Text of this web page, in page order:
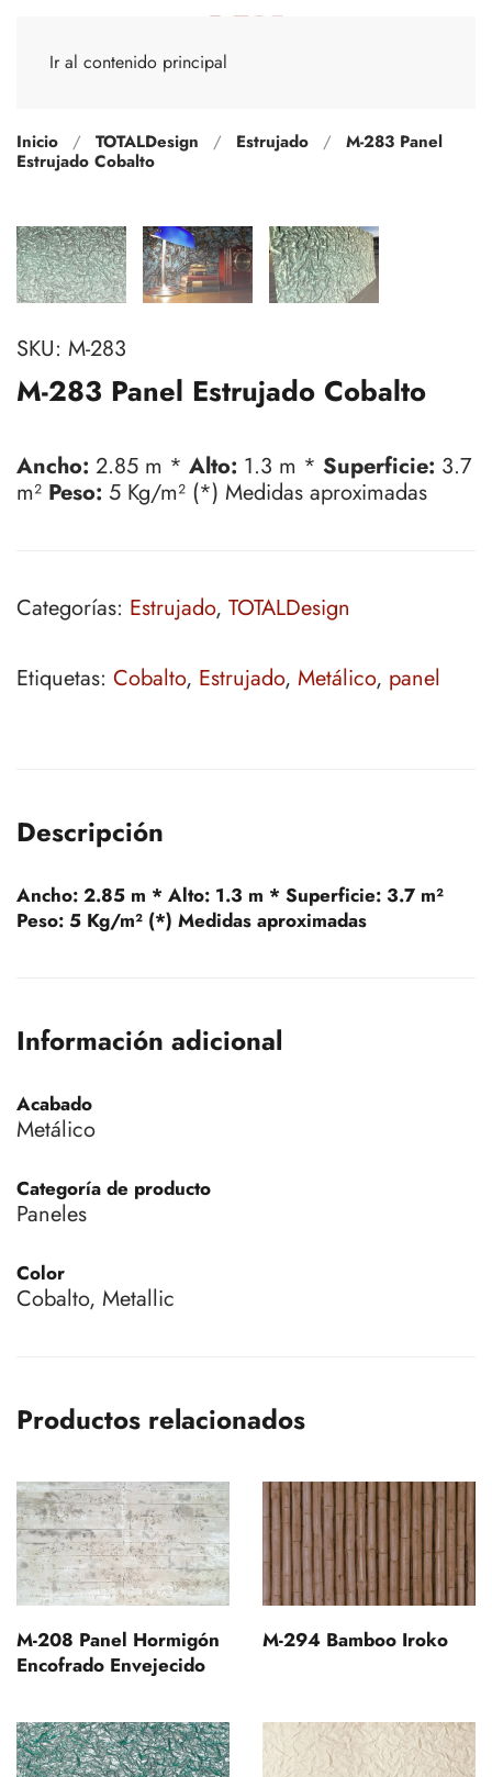
Ir al contenido principal
Inicio TOTALDesign Estrujado
M-283 Panel
Estrujado Cobalto
SKU: M-283
M-283 Panel Estrujado Cobalto
Ancho: 2.85 m * Alto: 1.3 m * Superficie: 3.7
m² Peso: 5 Kg/m² (*) Medidas aproximadas
Categorías: Estrujado, TOTALDesign
Etiquetas: Cobalto, Estrujado, Metálico, panel
Descripción
Ancho: 2.85 m * Alto: 1.3 m * Superficie: 3.7 m²
Peso: 5 Kg/m² (*) Medidas aproximadas
Información adicional
Acabado
Metálico
Categoría de producto
Paneles
Color
Cobalto, Metallic
Productos relacionados
M-208 Panel Hormigón
Encofrado Envejecido
M-294 Bamboo Iroko